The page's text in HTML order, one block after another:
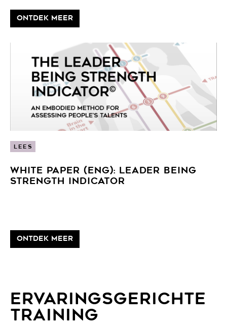
ONTDEK MEER
LEES
WHITE PAPER (ENG): LEADER BEING
STRENGTH INDICATOR
ONTDEK MEER
Ervaringsgerichte
training